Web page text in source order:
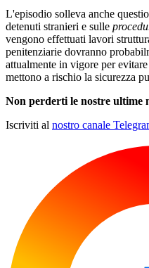
L'episodio solleva anche
detenuti stranieri e sulle
vengono effettuati lavori
penitenziarie dovranno
attualmente in vigore per
mettono a rischio la sicurezza
Non perderti le nostre ultime
Iscriviti al nostro canale